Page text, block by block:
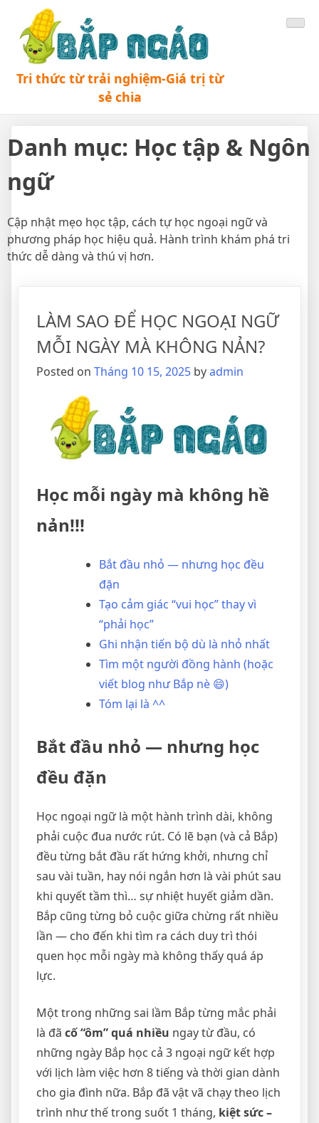
Tri thức từ trải nghiệm-Giá trị từ
sẻ chia
Danh mục: Học tập & Ngôn
ngữ
Cập nhật mẹo học tập, cách tự học ngoại ngữ và
phương pháp học hiệu quả. Hành trình khám phá tri
thức dễ dàng và thú vị hơn.
LÀM SAO ĐỂ HỌC NGOẠI NGỮ
MỖI NGÀY MÀ KHÔNG NẢN?
Posted on Tháng 10 15, 2025 byadmin
Học mỗi ngày mà không hề
nản!!!
Bắt đầu nhỏ — nhưng học đều
đặn
Tạo cảm giác “vui học” thay vì
“phải học”
Ghi nhận tiến bộ dù là nhỏ nhất
Tìm một người đồng hành (hoặc
viết blog như Bắp nè 😄)
Tóm lại là ^^
Bắt đầu nhỏ — nhưng học
đều đặn
Học ngoại ngữ là một hành trình dài, không
phải cuộc đua nước rút. Có lẽ bạn (và cả Bắp)
đều từng bắt đầu rất hứng khởi, nhưng chỉ
sau vài tuần, hay nói ngắn hơn là vài phút sau
khi quyết tầm thì… sự nhiệt huyết giảm dần.
Bắp cũng từng bỏ cuộc giữa chừng rất nhiều
lần — cho đến khi tìm ra cách duy trì thói
quen học mỗi ngày mà không thấy quá áp
lực.
Một trong những sai lầm Bắp từng mắc phải
là đã cố “ôm” quá nhiều ngay từ đầu, có
những ngày Bắp học cả 3 ngoại ngữ kết hợp
với lịch làm việc hơn 8 tiếng và thời gian dành
cho gia đình nữa. Bắp đã vật vã chạy theo lịch
trình như thế trong suốt 1 tháng, kiệt sức –